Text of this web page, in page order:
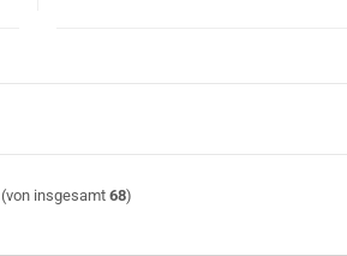
(von insgesamt 68)